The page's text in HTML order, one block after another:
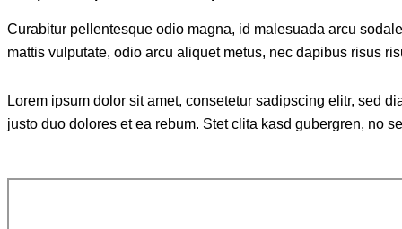
Curabitur pellentesque odio magna, id malesuada arcu
mattis vulputate, odio arcu aliquet metus, nec dapibus risus
Lorem ipsum dolor sit amet, consetetur sadipscing elitr, sed
justo duo dolores et ea rebum. Stet clita kasd gubergren, no